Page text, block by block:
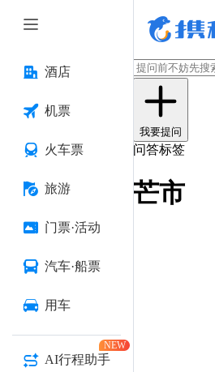
酒店
机票
火车票
旅游
门票·活动
汽车·船票
用车
AI行程助手
NEW
我要提问
问答标签
芒市